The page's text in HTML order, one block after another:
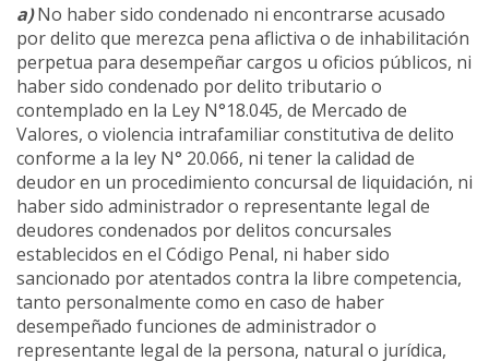
a)No haber sido condenado ni encontrarse acusado
por delito que merezca pena aflictiva o de inhabilitación
perpetua para desempeñar cargos u oficios públicos, ni
haber sido condenado por delito tributario o
contemplado en la Ley N°18.045, de Mercado de
Valores, o violencia intrafamiliar constitutiva de delito
conforme a la ley N° 20.066, ni tener la calidad de
deudor en un procedimiento concursal de liquidación, ni
haber sido administrador o representante legal de
deudores condenados por delitos concursales
establecidos en el Código Penal, ni haber sido
sancionado por atentados contra la libre competencia,
tanto personalmente como en caso de haber
desempeñado funciones de administrador o
representante legal de la persona, natural o jurídica,